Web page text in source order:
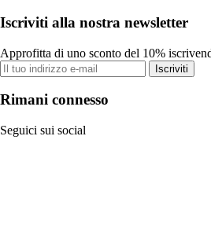
Iscriviti alla nostra newsletter
Approfitta di uno sconto del 10%
Iscriviti
Rimani connesso
Seguici sui social